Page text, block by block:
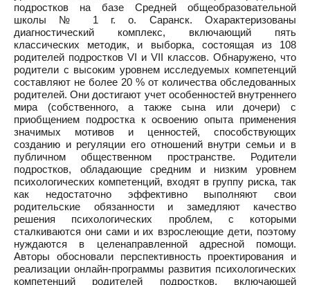
подростков на базе Средней общеобразовательной
школы № 1 г. о. Саранск. Охарактеризованы
диагностический комплекс, включающий пять
классических методик, и выборка, состоящая из 108
родителей подростков VI и VII классов. Обнаружено, что
родители с высоким уровнем исследуемых компетенций
составляют не более 20 % от количества обследованных
родителей. Они достигают учет особенностей внутреннего
мира (собственного, а также сына или дочери) с
приобщением подростка к освоению опыта применения
значимых мотивов и ценностей, способствующих
созданию и регуляции его отношений внутри семьи и в
публичном общественном пространстве. Родители
подростков, обладающие средним и низким уровнем
психологических компетенций, входят в группу риска, так
как недостаточно эффективно выполняют свои
родительские обязанности и замедляют качество
решения психологических проблем, с которыми
сталкиваются они сами и их взрослеющие дети, поэтому
нуждаются в целенаправленной адресной помощи.
Авторы обосновали перспективность проектирования и
реализации онлайн-программы развития психологических
компетенций родителей подростков, включающей